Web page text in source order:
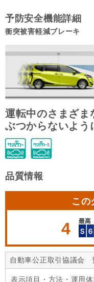
予防安全機能詳細
衝突被害軽減ブレーキ
運転中のさまざま
ぶつからないよう
品質情報
この
4
自動車公正取引協議会
表示項目・方法・運用